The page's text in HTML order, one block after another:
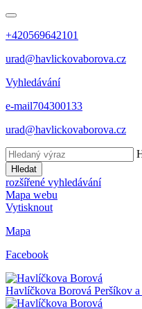
+420569642101
urad@havlickovaborova.cz
Vyhledávání
e-mail704300133
urad@havlickovaborova.cz
Hledat
rozšířené vyhledávání
Mapa webu
Vytisknout
Mapa
Facebook
Havlíčkova Borová Peršíkov